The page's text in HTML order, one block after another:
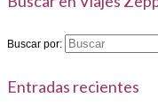
Buscar por:
Entradas recientes